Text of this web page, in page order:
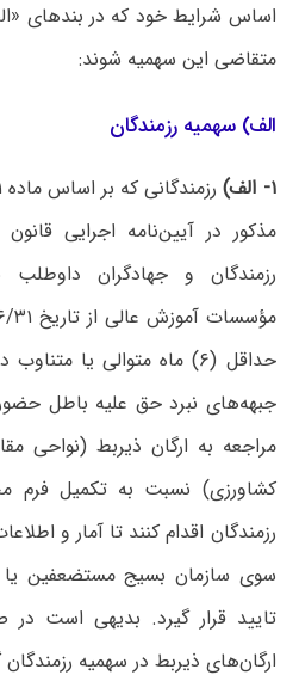
اساس شرایط خود که در بندهای
متقاضی این سهمیه شوند:
الف) سهمیه رزمندگان
۱- الف)
مذکور در آیین‌نامه اجرایی
رزمندگان و جهادگران
حداقل (۶) ماه متوالی یا
جبهه‌های نبرد حق علیه باطل
مراجعه به ارگان ذیربط (نواحی
کشاورزی) نسبت به تکمیل فرم
رزمندگان اقدام کنند تا آمار و
سوی سازمان بسیج مستضعفین یا
تایید قرار گیرد. بدیهی است
ارگان‌های ذیربط در سهمیه